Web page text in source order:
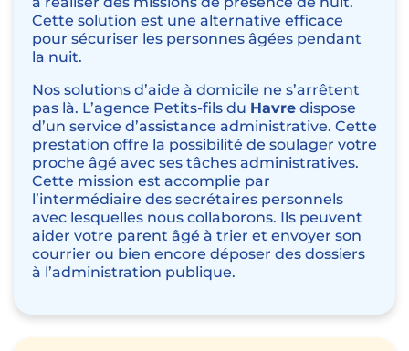
Cette solution est une alternative efficace
pour sécuriser les personnes âgées pendant
la nuit.
Nos solutions d’aide à domicile ne s’arrêtent
pas là. L’agence Petits-fils du Havre dispose
d’un service d’assistance administrative. Cette
prestation offre la possibilité de soulager votre
proche âgé avec ses tâches administratives.
Cette mission est accomplie par
l’intermédiaire des secrétaires personnels
avec lesquelles nous collaborons. Ils peuvent
aider votre parent âgé à trier et envoyer son
courrier ou bien encore déposer des dossiers
à l’administration publique.